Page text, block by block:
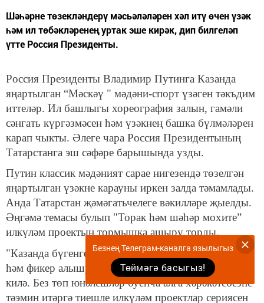
Шәһәрне төзекләндерү мәсьәләләрен хәл итү өчен үзәк
һәм ил төбәкләренең уртак эше кирәк, дип билгеләп
үтте Россия Президенты.
Россия Президенты Владимир Путинга Казанда
яңартылган “Мәскәү " мәдәни-спорт үзәген тәкъдим
иттеләр. Ил башлыгы хореография залын, гамәли
сәнгать күргәзмәсен һәм үзәкнең башка бүлмәләрен
карап чыкты. Әлеге чара Россия Президентының
Татарстанга эш сәфәре барышында узды.
Путин классик мәдәният сарае нигезендә төзелгән
яңартылган үзәкне карауны иркен залда тәмамлады.
Анда Татарстан җәмәгатьчелеге вәкилләре җыелды.
Әңгәмә темасы булып "Торак һәм шәһәр мохите”
илкүләм проектын тормышка ашыру торды.
"Казанда бүгенге чаралар белән мондый очрашулар
һәм фикер алышулар сериясен башлап җибәрәсем
килә. Без төп юнәлешләр буенча алга хәрәкәтебезне
тәэмин итәргә тиешле илкүләм проектлар сериясен
Безнең Телеграм-каналга язылыгыз
Төймәгә басыгыз!